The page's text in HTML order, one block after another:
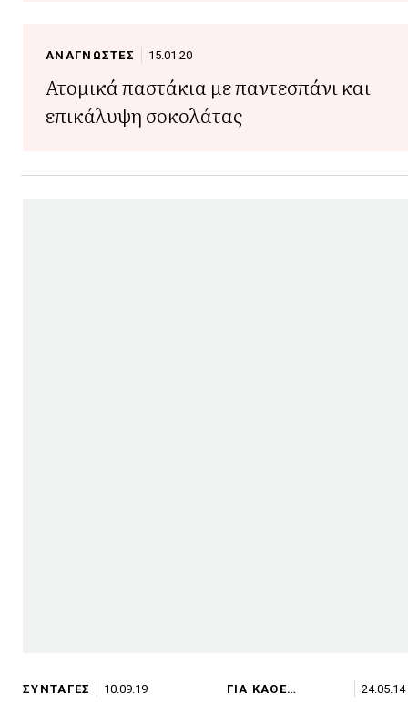
ΑΝΑΓΝΩΣΤΕΣ 15.01.20
Ατομικά παστάκια με παντεσπάνι και
επικάλυψη σοκολάτας
ΣΥΝΤΑΓΕΣ 10.09.19
ΓΙΑ ΚΑΘΕ
24.05.14